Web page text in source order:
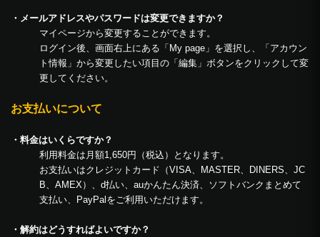
・メールアドレスやパスワードは変更できますか？
マイページから変更することができます。
ログイン後、画面右上にある「My page」を選択し、「アカウン
ト情報」から変更したい項目の「編集」ボタンをクリックして変
更してください。
お支払いについて
・料金はいくらですか？
利用料金は月額1,650円（税込）となります。
お支払いはクレジットカード（VISA、MASTER、DINERS、JC
B、AMEX）、d払い、auかんたん決済、ソフトバンクまとめて
支払い、PayPalをご利用いただけます。
・解約はどうすればよいですか？